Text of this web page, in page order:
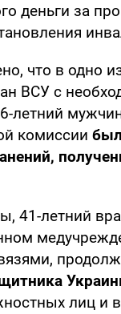
деньги за
что в одно
ВСУ с
летний
комиссии
41-летний
лиц и